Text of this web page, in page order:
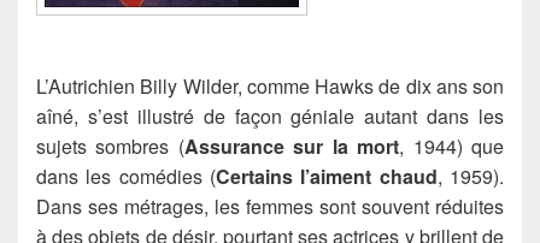
L’Autrichien Billy Wilder, comme Hawks de dix ans son
aîné, s’est illustré de façon géniale autant dans les
sujets sombres (Assurance sur la mort, 1944) que
dans les comédies (Certains l’aiment chaud, 1959).
Dans ses métrages, les femmes sont souvent réduites
à des objets de désir, pourtant ses actrices y brillent de